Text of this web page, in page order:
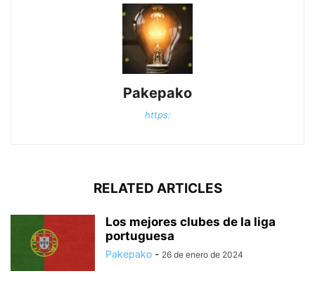
Pakepako
https:
RELATED ARTICLES
Los mejores clubes de la liga
portuguesa
Pakepako - 26 de enero de 2024